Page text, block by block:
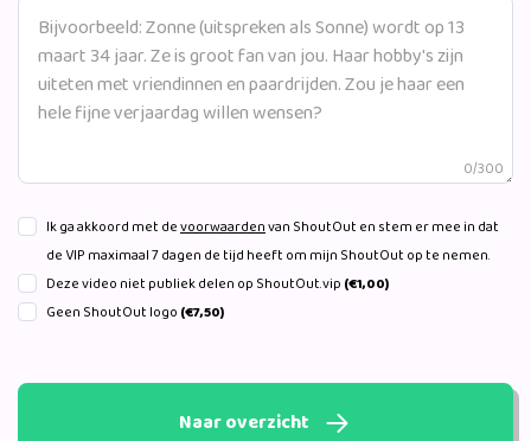
0/300
Ik ga akkoord met devoorwaardenvan ShoutOut en stem er mee in dat
de VIP maximaal 7 dagen de tijd heeft om mijn ShoutOut op te nemen.
Deze video niet publiek delen op ShoutOut.vip (€1,00)
Geen ShoutOut logo (€7,50)
Naar overzicht